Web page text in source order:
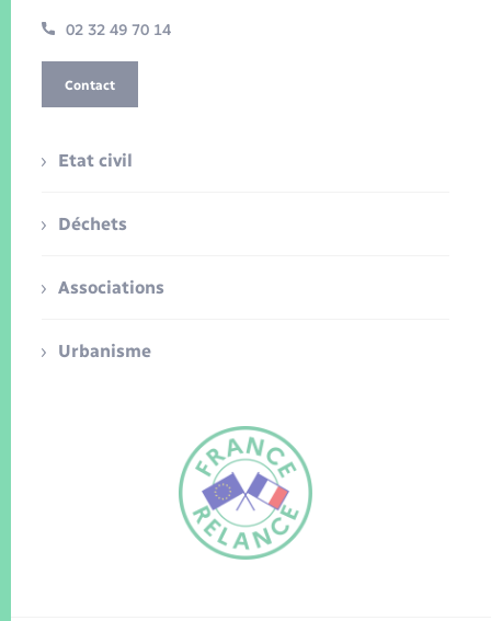
02 32 49 70 14
Contact
Etat civil
Déchets
Associations
Urbanisme